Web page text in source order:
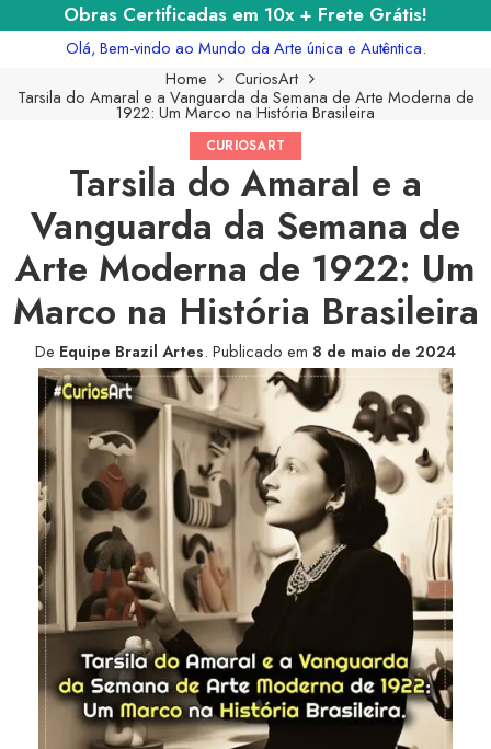
Obras Certificadas em 10x + Frete Grátis!
Olá, Bem-vindo ao Mundo da Arte única e Autêntica.
Home
CuriosArt
Tarsila do Amaral e a Vanguarda da Semana de Arte Moderna de
1922: Um Marco na História Brasileira
CURIOSART
Tarsila do Amaral e a
Vanguarda da Semana de
Arte Moderna de 1922: Um
Marco na História Brasileira
De Equipe Brazil Artes. Publicado em 8 de maio de 2024